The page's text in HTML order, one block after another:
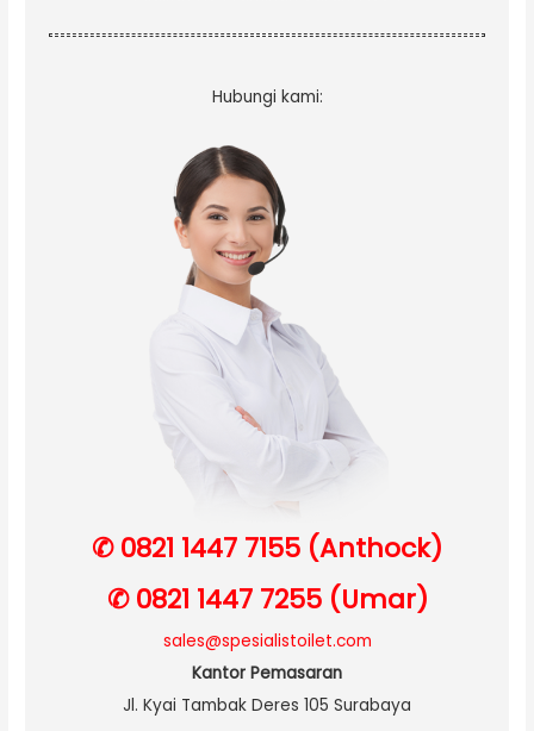
Hubungi kami:
✆ 0821 1447 7155 (Anthock)
✆ 0821 1447 7255 (Umar)
sales@spesialistoilet.com
Kantor Pemasaran
Jl. Kyai Tambak Deres 105 Surabaya